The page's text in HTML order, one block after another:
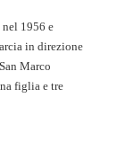
1956 e
in direzione
Marco
figlia e tre